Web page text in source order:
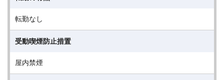
転勤なし
受動喫煙防止措置
屋内禁煙